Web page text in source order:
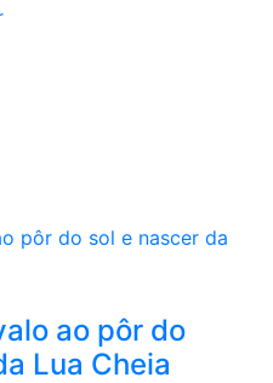
ao pôr do
Lua Cheia